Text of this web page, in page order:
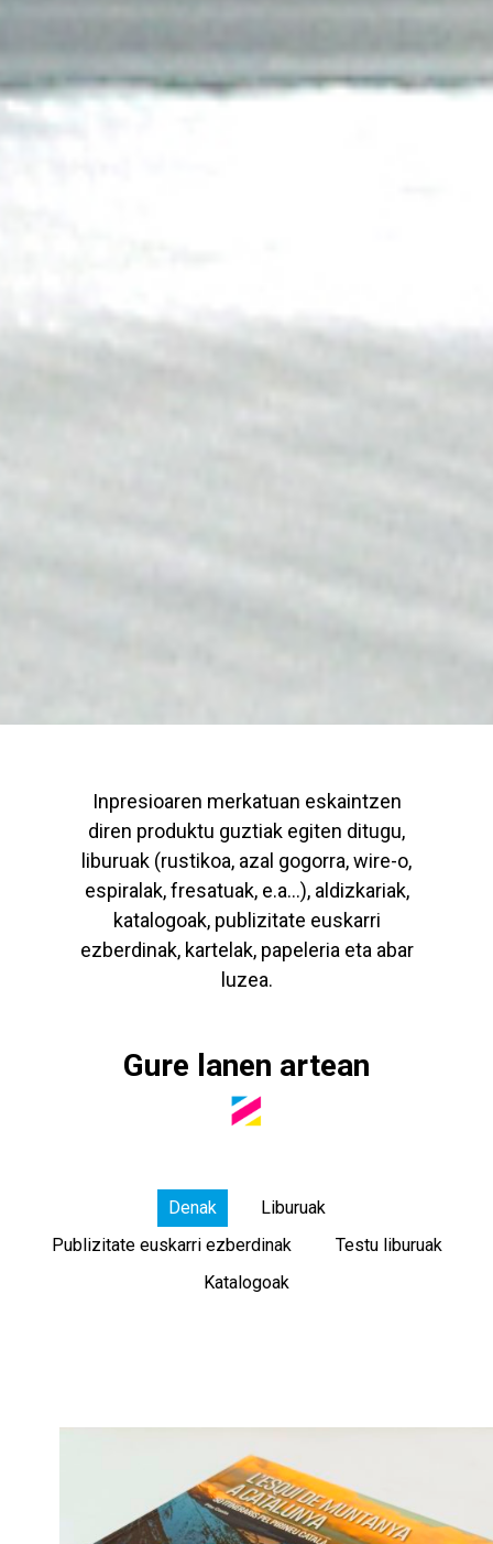
Inpresioaren merkatuan eskaintzen
diren produktu guztiak egiten ditugu,
liburuak (rustikoa, azal gogorra, wire-o,
espiralak, fresatuak, e.a…), aldizkariak,
katalogoak, publizitate euskarri
ezberdinak, kartelak, papeleria eta abar
luzea.
Gure lanen artean
Denak
Liburuak
Publizitate euskarri ezberdinak
Testu liburuak
Katalogoak